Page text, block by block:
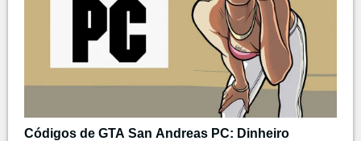
Códigos de GTA San Andreas PC: Dinheiro